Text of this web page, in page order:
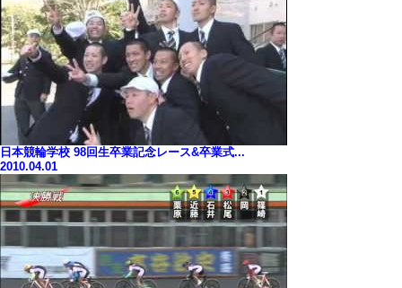
日本競輪学校 98回生卒業記念レース&卒業式...
2010.04.01